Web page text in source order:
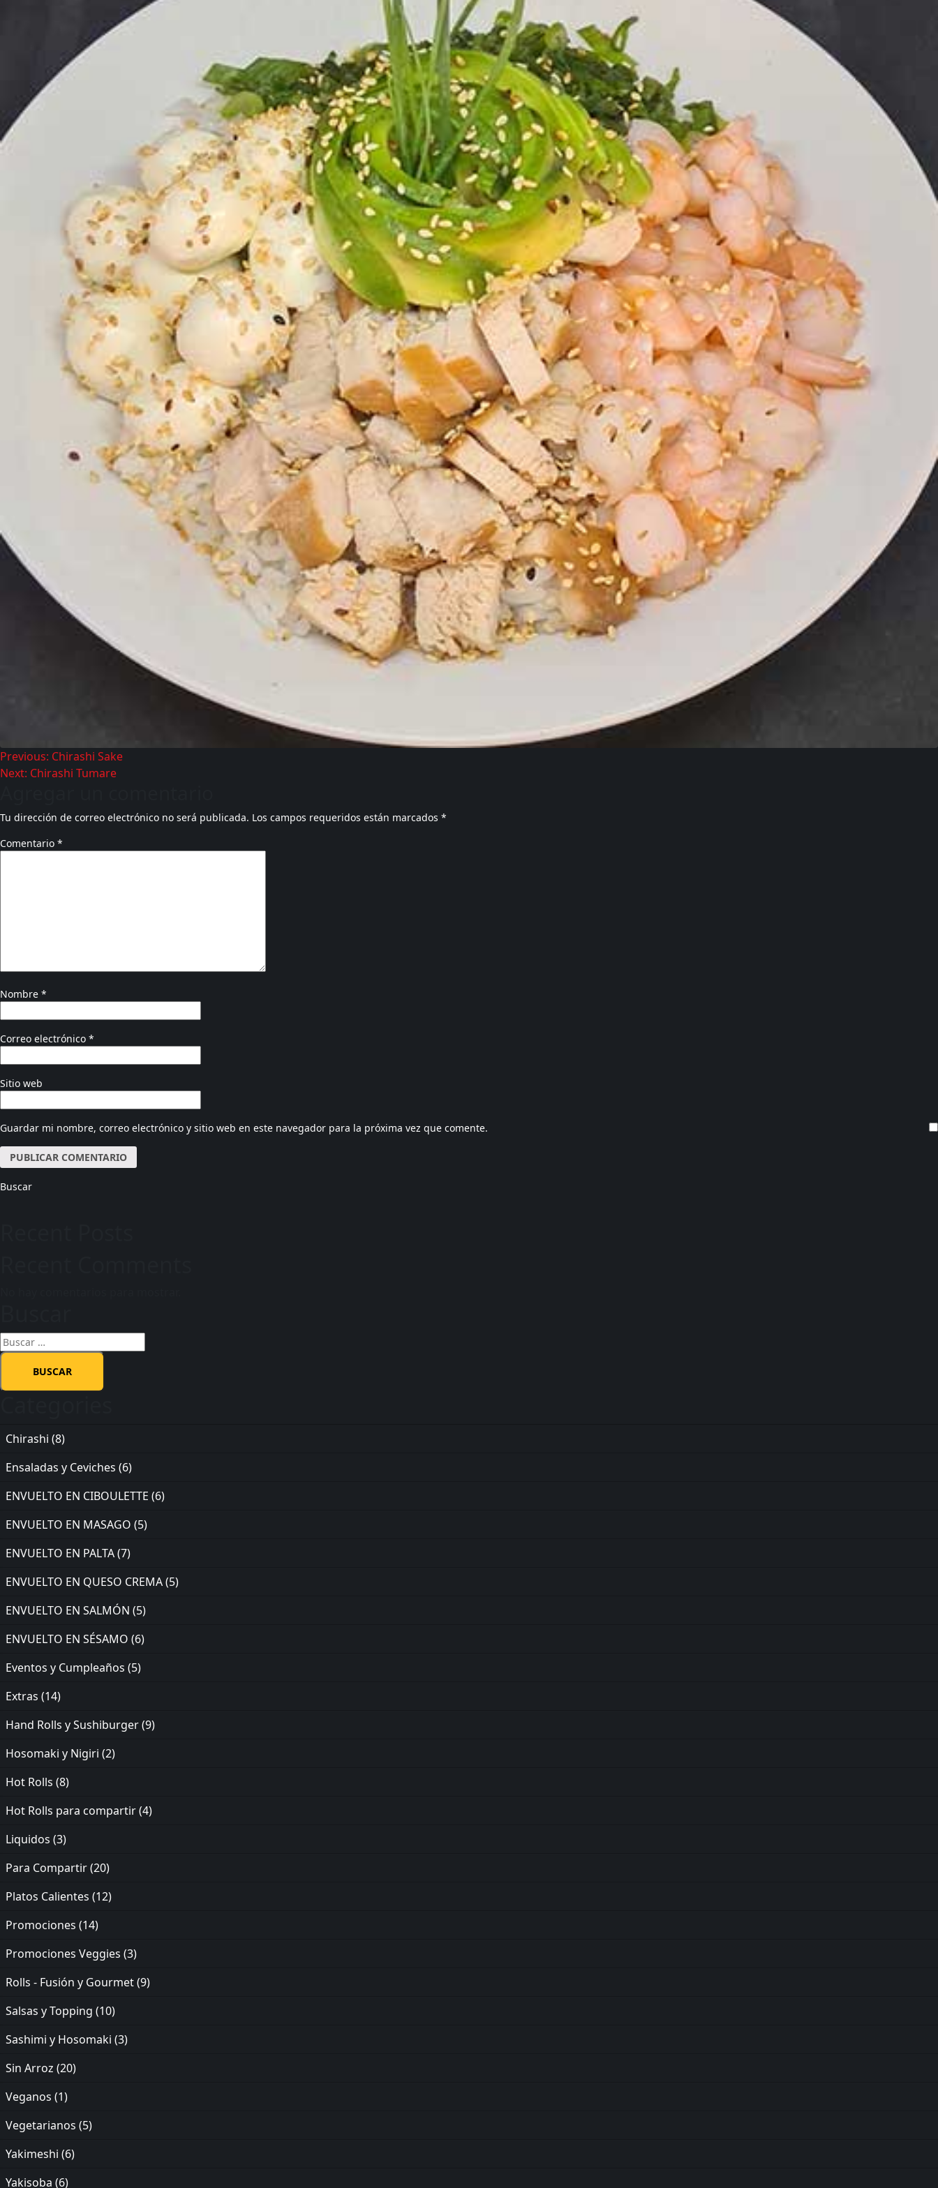
Previous: Chirashi Sake
Next: Chirashi Tumare
Tu dirección de correo electrónico no será publicada. Los campos requeridos están marcados *
Comentario *
Nombre *
Correo electrónico *
Sitio web
Guardar mi nombre, correo electrónico y sitio web en este navegador para la próxima vez que comente.
Buscar
Chirashi (8)
Ensaladas y Ceviches (6)
ENVUELTO EN CIBOULETTE (6)
ENVUELTO EN MASAGO (5)
ENVUELTO EN PALTA(7)
ENVUELTO EN QUESO CREMA(5)
ENVUELTO EN SALMÓN (5)
ENVUELTO EN SÉSAMO (6)
Eventos y Cumpleaños (5)
Extras (14)
Hand Rolls y Sushiburger(9)
Hosomaki y Nigiri (2)
Hot Rolls (8)
Hot Rolls para compartir(4)
Liquidos (3)
Para Compartir(20)
Platos Calientes (12)
Promociones (14)
Promociones Veggies (3)
Rolls - Fusión y Gourmet(9)
Salsas y Topping (10)
Sashimi y Hosomaki (3)
Sin Arroz (20)
Veganos (1)
Vegetarianos (5)
Yakimeshi (6)
Yakisoba (6)